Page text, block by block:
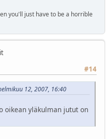
you'll just have to be a horrible
#14
12, 2007, 16:40
oikean yläkulman jutut on